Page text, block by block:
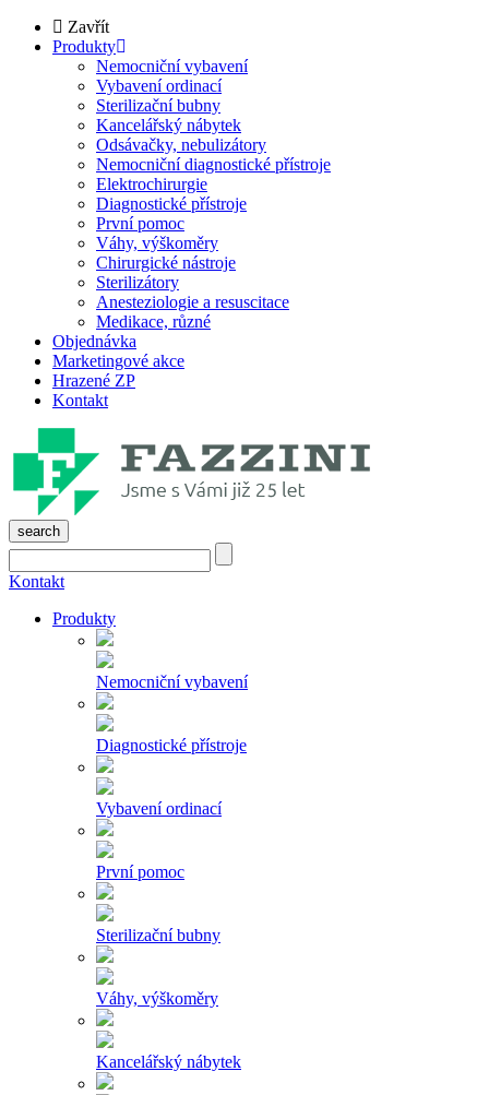
Zavřít
Produkty
Nemocniční vybavení
Vybavení ordinací
Sterilizační bubny
Kancelářský nábytek
Odsávačky, nebulizátory
Nemocniční diagnostické přístroje
Elektrochirurgie
Diagnostické přístroje
První pomoc
Váhy, výškoměry
Chirurgické nástroje
Sterilizátory
Anesteziologie a resuscitace
Medikace, různé
Objednávka
Marketingové akce
Hrazené ZP
Kontakt
search
Kontakt
Produkty
Nemocniční vybavení
Diagnostické přístroje
Vybavení ordinací
První pomoc
Sterilizační bubny
Váhy, výškoměry
Kancelářský nábytek